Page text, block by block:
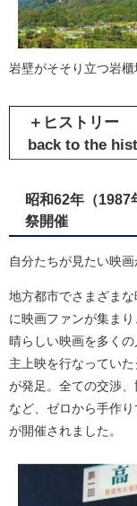
岩壁がそそり立つ岩櫃
＋ヒストリー
back to the
昭和62年（
祭開催
自分たちが見たい映
地方都市でさまざま
に映画ファンが集ま
晴らしい映画を多く
主上映を行なってい
が発足。全ての交渉
など、ゼロから手作
が開催されました。